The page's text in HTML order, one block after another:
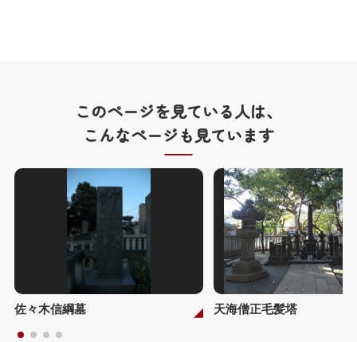
このページを見ている人は、
こんなページも見ています
佐々木信綱墓 天海僧正毛髪塔